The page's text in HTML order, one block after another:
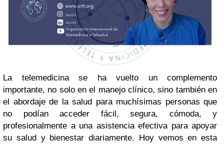
La telemedicina se ha vuelto un complemento
importante, no solo en el manejo clínico, sino también en
el abordaje de la salud para muchísimas personas que
no podían acceder fácil, segura, cómoda, y
profesionalmente a una asistencia efectiva para apoyar
su salud y bienestar diariamente. Hoy vemos en esta